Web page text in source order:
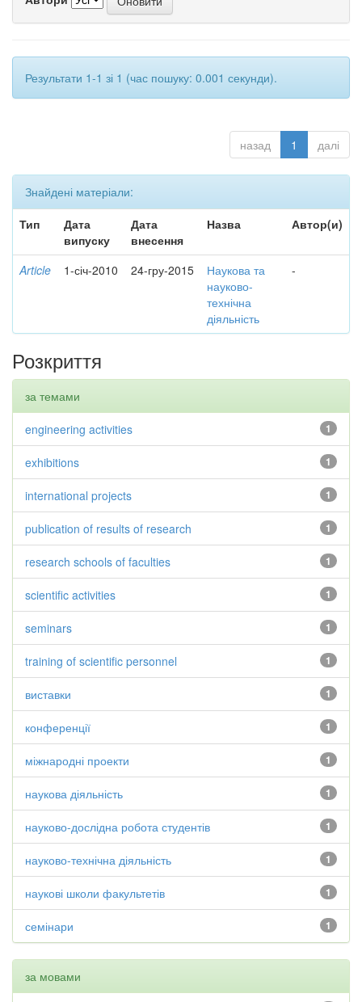
Результати 1-1 зі 1 (час пошуку: 0.001 секунди).
назад 1 далі
Знайдені матеріали:
Тип
Дата
випуску
Дата
внесення
Назва Автор(и)
Article 1-січ-2010 24-гру-2015
Наукова та
науково-
технічна
діяльність
-
Розкриття
за темами
1
engineering activities
1
exhibitions
1
international projects
1
publication of results of research
1
research schools of faculties
1
scientific activities
1
seminars
1
training of scientific personnel
1
виставки
1
конференції
1
міжнародні проекти
1
наукова діяльність
1
науково-дослідна робота студентів
1
науково-технічна діяльність
1
наукові школи факультетів
1
семінари
за мовами